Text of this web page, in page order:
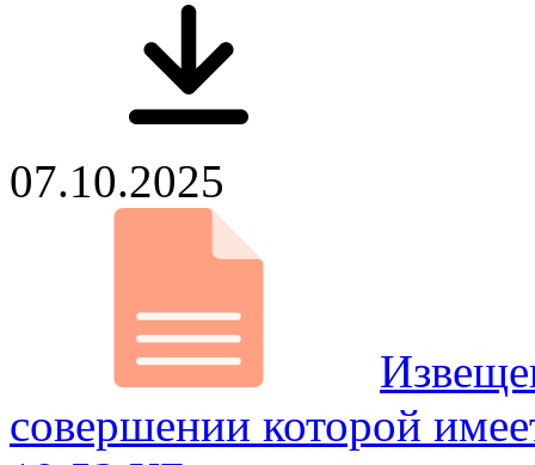
07.10.2025
совершении которой